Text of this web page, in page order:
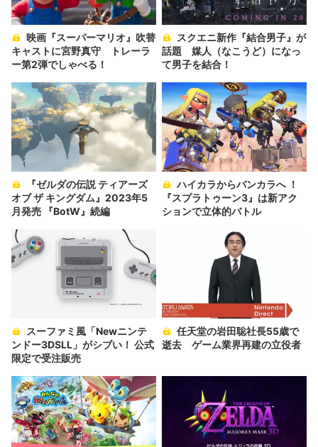
キャストに宮野真守 トレーラ
ー第2弾でしゃべる！
話題 媒人（なこうど）になっ
て男子を結合！
オブ ザ キングダム』2023年5
月発売 『BotW』続編
ハイカラからバンカラへ ！
『スプラトゥーン3』は新アク
ションで立体的バトル
ンドー3DSLL」がシブい！ 公式
限定で受注販売
逝去 ゲーム業界再建の立役者